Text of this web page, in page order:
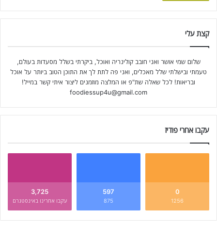
קצת עלי
שלום שמי אושר ואני חובב קולינריה ואוכל, ביקרתי בשלל מסעדות בעולם,
טעמתי ובישלתי שלל מאכלים, ואני פה לתת לך את התוכן הטוב ביותר על אוכל
ובריאות! לכל שאלה שת"פ או המלצה מוזמנים ליצור איתי קשר במייל!
foodiessup4u@gmail.com
עקבו אחרי פודיז
0
1256
597
875
3,725
עקבו אחרינו באינסטגרם